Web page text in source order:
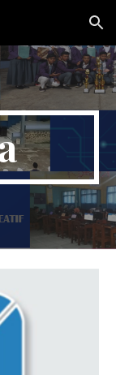
Skip to navigation